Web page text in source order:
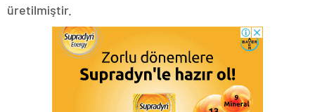
üretilmiştir.